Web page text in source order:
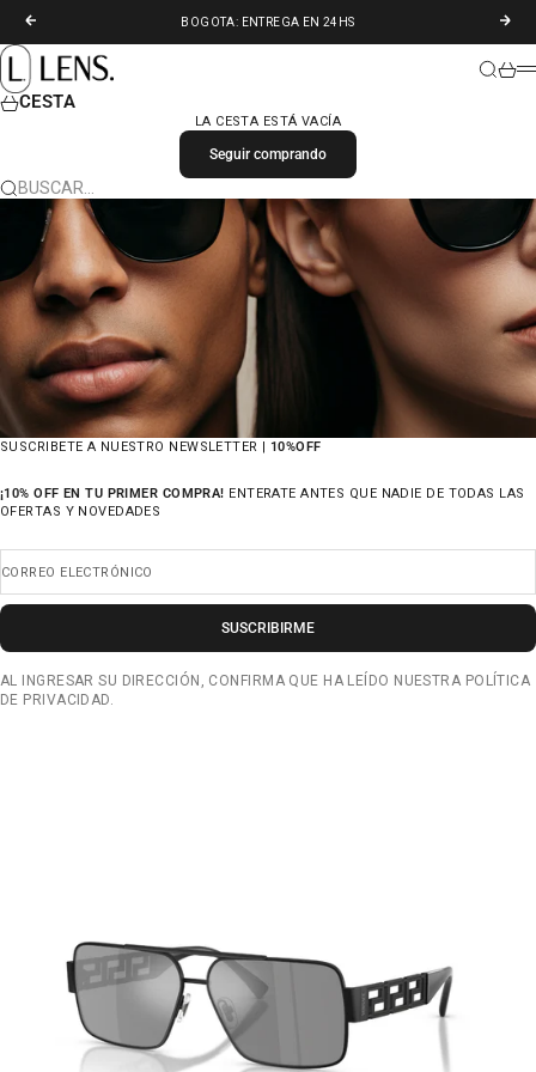
ANTERIOR
BOGOTA: ENTREGA EN 24HS
LENS. COLOMBIA
BUSCAR
CESTA
LA CESTA ESTÁ VACÍA
Seguir comprando
BUSCAR…
SUSCRIBETE A NUESTRO NEWSLETTER | 10%OFF
¡10% OFF EN TU PRIMER COMPRA! ENTERATE ANTES QUE NADIE DE TODAS LAS
OFERTAS Y NOVEDADES
CORREO ELECTRÓNICO
SUSCRIBIRME
AL INGRESAR SU DIRECCIÓN, CONFIRMA QUE HA LEÍDO NUESTRA POLÍTICA
DE PRIVACIDAD.